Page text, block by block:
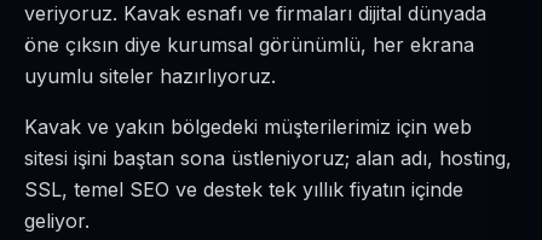
veriyoruz. Kavak esnafı ve firmaları dijital dünyada
öne çıksın diye kurumsal görünümlü, her ekrana
uyumlu siteler hazırlıyoruz.
Kavak ve yakın bölgedeki müşterilerimiz için web
sitesi işini baştan sona üstleniyoruz; alan adı, hosting,
SSL, temel SEO ve destek tek yıllık fiyatın içinde
geliyor.